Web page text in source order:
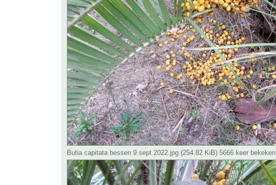
Butia capitata bessen 9 sept 2022.jpg (254.82 KiB) 5666 keer bekeken